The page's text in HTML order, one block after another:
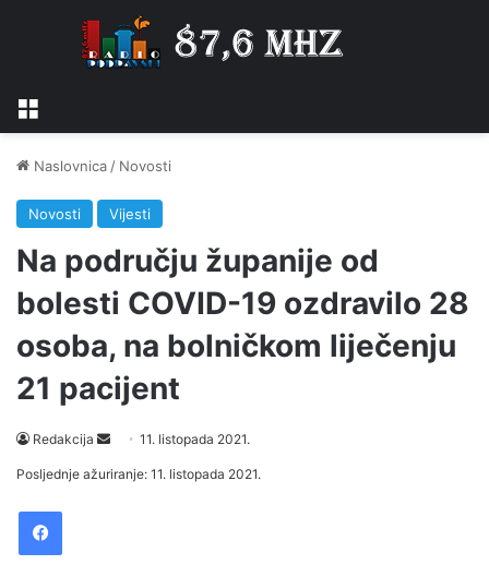
Izbornik
Naslovnica / Novosti
Novosti Vijesti
Na području županije od
bolesti COVID-19 ozdravilo 28
osoba, na bolničkom liječenju
21 pacijent
Redakcija
Send11. listopada 2021.
Posljednje ažuriranje: 11. listopada 2021.
Facebook